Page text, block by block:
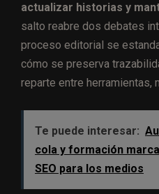
actualizar historias y
salto reabre dos debates
proceso editorial se
cómo se preserva
reparte entre herramientas,
Te puede interesar:
cola y formación
SEO para los medios